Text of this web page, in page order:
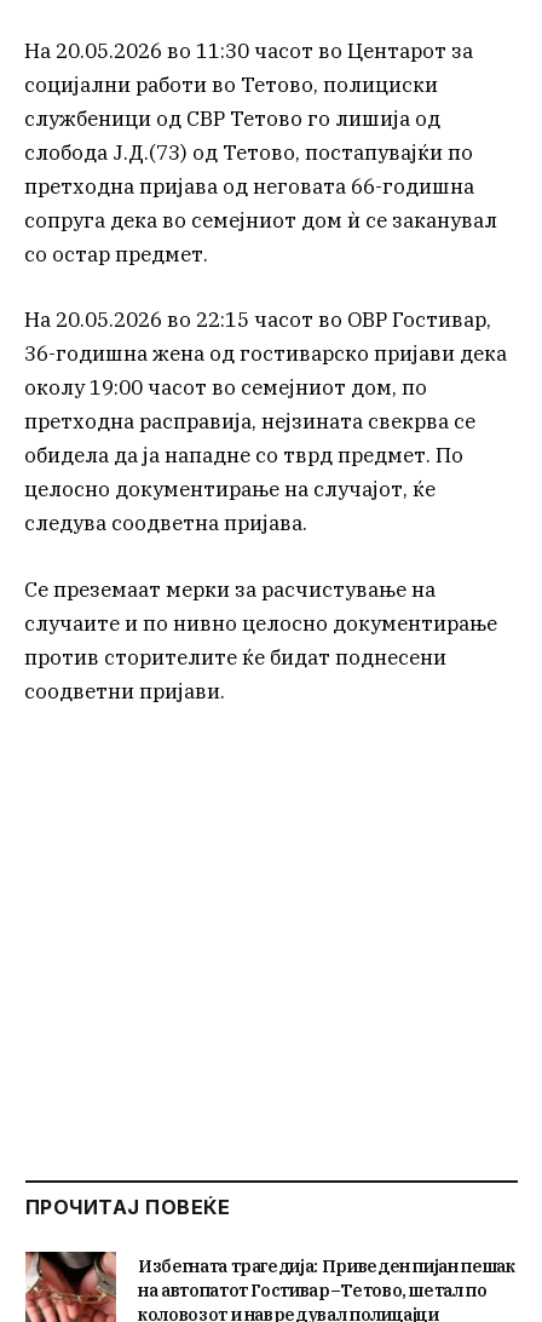
На 20.05.2026 во 11:30 часот во Центарот за
социјални работи во Тетово, полициски
службеници од СВР Тетово го лишија од
слобода Ј.Д.(73) од Тетово, постапувајќи по
претходна пријава од неговата 66-годишна
сопруга дека во семејниот дом ѝ се заканувал
со остар предмет.
На 20.05.2026 во 22:15 часот во ОВР Гостивар,
36-годишна жена од гостиварско пријави дека
околу 19:00 часот во семејниот дом, по
претходна расправија, нејзината свекрва се
обидела да ја нападне со тврд предмет. По
целосно документирање на случајот, ќе
следува соодветна пријава.
Се преземаат мерки за расчистување на
случаите и по нивно целосно документирање
против сторителите ќе бидат поднесени
соодветни пријави.
ПРОЧИТАЈ ПОВЕЌЕ
Избегната трагедија: Приведен пијан пешак
на автопатот Гостивар–Тетово, шетал по
коловозот и навредувал полицајци